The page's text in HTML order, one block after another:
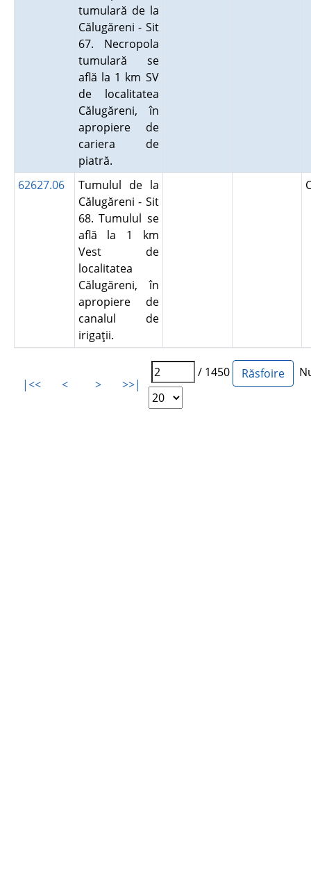
tumulară de la
Călugăreni - Sit
67. Necropola
tumulară se
află la 1 km SV
de localitatea
Călugăreni, în
apropiere de
cariera de
piatră.
62627.06
Tumulul de la
Călugăreni - Sit
68. Tumulul se
află la 1 km
Vest de
localitatea
Călugăreni, în
apropiere de
canalul de
irigaţii.
|<< < > >>|
/ 1450